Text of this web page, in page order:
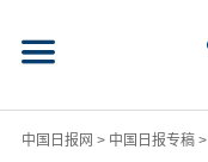
中国日报网 > 中国日报专稿>